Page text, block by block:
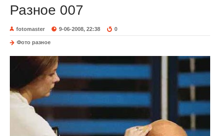
Разное 007
fotomaster 9-06-2008, 22:38 0
Фото разное